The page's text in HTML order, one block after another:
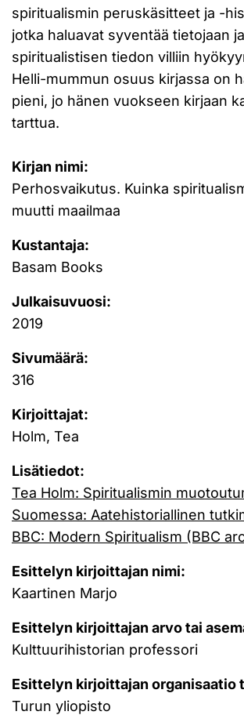
spiritualismin peruskäsitteet ja -
jotka haluavat syventää tietojaan
spiritualistisen tiedon villiin
Helli-mummun osuus kirjassa on
pieni, jo hänen vuokseen kirjaan
tarttua.
Kirjan nimi:
Perhosvaikutus. Kuinka
muutti maailmaa
Kustantaja:
Basam Books
Julkaisuvuosi:
2019
Sivumäärä:
316
Kirjoittajat:
Holm, Tea
Lisätiedot:
Tea Holm: Spiritualismin
Suomessa: Aatehistoriallinen
BBC: Modern Spiritualism (BBC
Esittelyn kirjoittajan nimi:
Kaartinen Marjo
Esittelyn kirjoittajan arvo tai
Kulttuurihistorian professori
Esittelyn kirjoittajan organisaatio
Turun yliopisto